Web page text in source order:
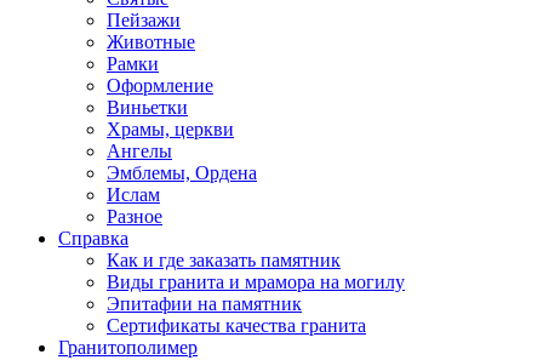
Пейзажи
Животные
Рамки
Оформление
Виньетки
Храмы, церкви
Ангелы
Эмблемы, Ордена
Ислам
Разное
Справка
Как и где заказать памятник
Виды гранита и мрамора на могилу
Эпитафии на памятник
Сертификаты качества гранита
Гранитополимер